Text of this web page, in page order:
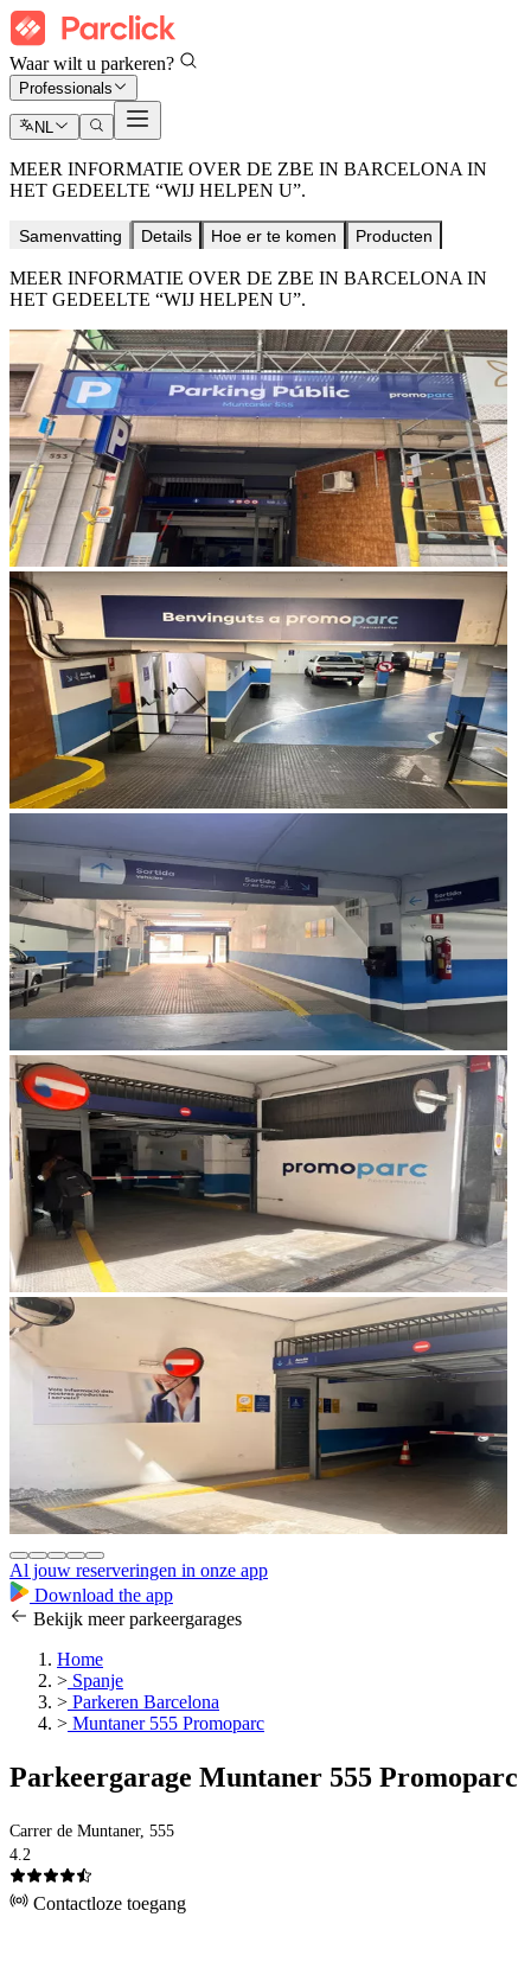
Waar wilt u parkeren?
Professionals
NL
MEER INFORMATIE OVER DE ZBE IN BARCELONA IN
HET GEDEELTE “WIJ HELPEN U”.
Samenvatting Details Hoe er te komen Producten
MEER INFORMATIE OVER DE ZBE IN BARCELONA IN
HET GEDEELTE “WIJ HELPEN U”.
Al jouw reserveringen in onze app
Download the app
Bekijk meer parkeergarages
Home
> Spanje
> Parkeren Barcelona
> Muntaner 555 Promoparc
Parkeergarage Muntaner 555 Promoparc
Carrer de Muntaner, 555
4.2
Contactloze toegang